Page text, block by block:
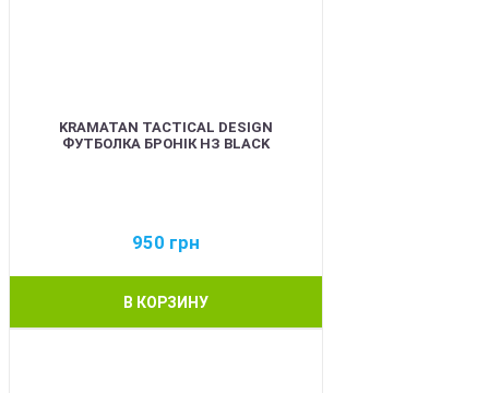
KRAMATAN TACTICAL DESIGN
ФУТБОЛКА БРОНІК НЗ BLACK
950 грн
В КОРЗИНУ